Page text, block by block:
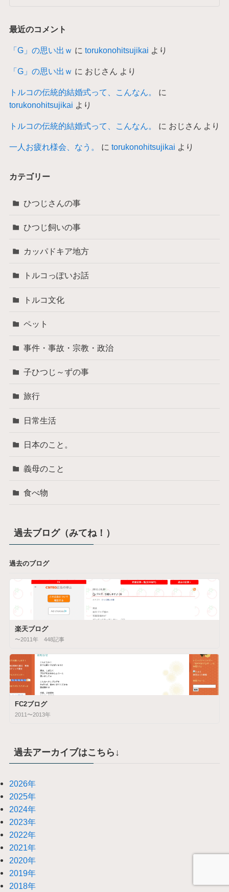
最近のコメント
「G」の思い出ｗ に torukonohitsujikai より
「G」の思い出ｗ に おじさん より
トルコの伝統的結婚式って、こんなん。
に
torukonohitsujikai より
トルコの伝統的結婚式って、こんなん。 に おじさん より
一人お疲れ様会、なう。 に torukonohitsujikai より
カテゴリー
ひつじさんの事
ひつじ飼いの事
カッパドキア地方
トルコっぽいお話
トルコ文化
ペット
事件・事故・宗教・政治
子ひつじ～ずの事
旅行
日常生活
日本のこと。
義母のこと
食べ物
過去ブログ（みてね！）
過去のブログ
楽天ブログ
〜2011年 448記事
FC2ブログ
2011〜2013年
過去アーカイブはこちら↓
2026年
2025年
2024年
2023年
2022年
2021年
2020年
2019年
2018年